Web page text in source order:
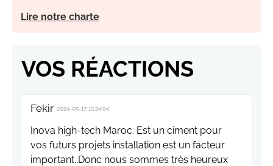
Lire notre charte
VOS RÉACTIONS
Fekir 2024-05-17 15:24:04
Inova high-tech Maroc. Est un ciment pour
vos futurs projets installation est un facteur
important..Donc nous sommes très heureux